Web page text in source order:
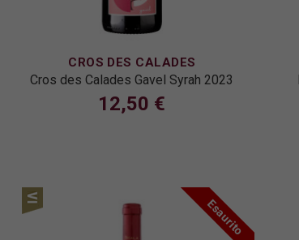
CROS DES CALADES
Cros des Calades Gavel Syrah 2023
12,50 €
Esaurito